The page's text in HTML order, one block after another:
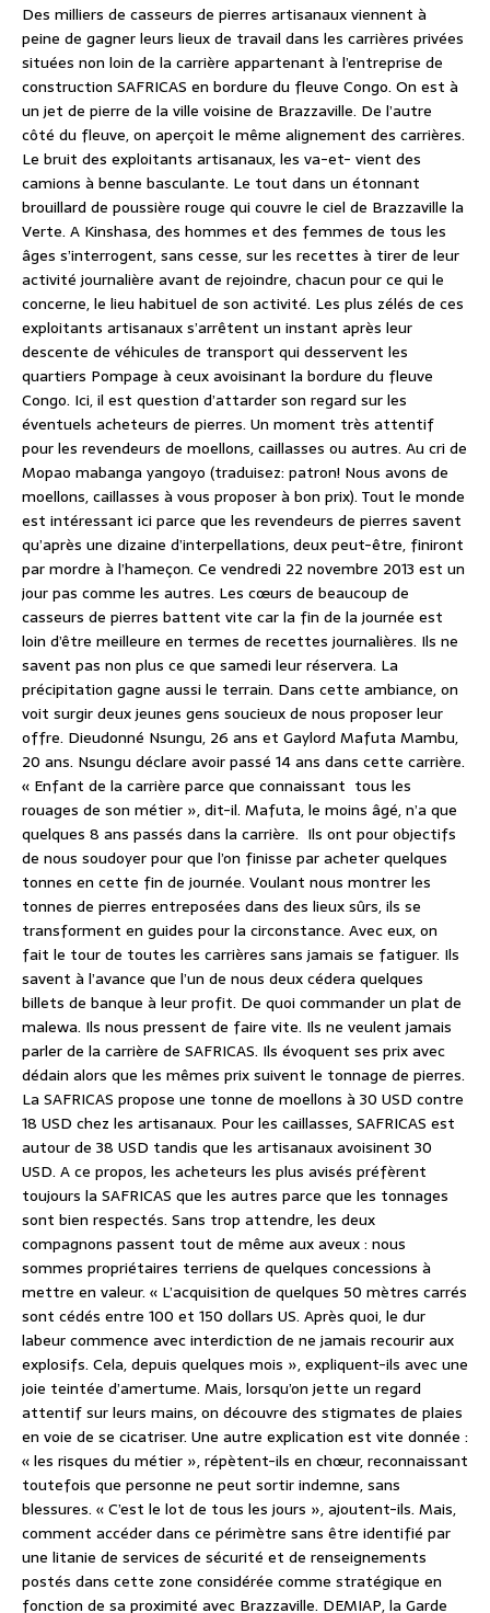
Des milliers de casseurs de pierres artisanaux viennent à
peine de gagner leurs lieux de travail dans les carrières privées
situées non loin de la carrière appartenant à l’entreprise de
construction SAFRICAS en bordure du fleuve Congo. On est à
un jet de pierre de la ville voisine de Brazzaville. De l’autre
côté du fleuve, on aperçoit le même alignement des carrières.
Le bruit des exploitants artisanaux, les va-et- vient des
camions à benne basculante. Le tout dans un étonnant
brouillard de poussière rouge qui couvre le ciel de Brazzaville la
Verte. A Kinshasa, des hommes et des femmes de tous les
âges s’interrogent, sans cesse, sur les recettes à tirer de leur
activité journalière avant de rejoindre, chacun pour ce qui le
concerne, le lieu habituel de son activité. Les plus zélés de ces
exploitants artisanaux s’arrêtent un instant après leur
descente de véhicules de transport qui desservent les
quartiers Pompage à ceux avoisinant la bordure du fleuve
Congo. Ici, il est question d’attarder son regard sur les
éventuels acheteurs de pierres. Un moment très attentif
pour les revendeurs de moellons, caillasses ou autres. Au cri de
Mopao mabanga yangoyo (traduisez: patron! Nous avons de
moellons, caillasses à vous proposer à bon prix). Tout le monde
est intéressant ici parce que les revendeurs de pierres savent
qu’après une dizaine d’interpellations, deux peut-être, finiront
par mordre à l’hameçon. Ce vendredi 22 novembre 2013 est un
jour pas comme les autres. Les cœurs de beaucoup de
casseurs de pierres battent vite car la fin de la journée est
loin d’être meilleure en termes de recettes journalières. Ils ne
savent pas non plus ce que samedi leur réservera. La
précipitation gagne aussi le terrain. Dans cette ambiance, on
voit surgir deux jeunes gens soucieux de nous proposer leur
offre. Dieudonné Nsungu, 26 ans et Gaylord Mafuta Mambu,
20 ans. Nsungu déclare avoir passé 14 ans dans cette carrière.
« Enfant de la carrière parce que connaissant tous les
rouages de son métier », dit-il. Mafuta, le moins âgé, n’a que
quelques 8 ans passés dans la carrière. Ils ont pour objectifs
de nous soudoyer pour que l’on finisse par acheter quelques
tonnes en cette fin de journée. Voulant nous montrer les
tonnes de pierres entreposées dans des lieux sûrs, ils se
transforment en guides pour la circonstance. Avec eux, on
fait le tour de toutes les carrières sans jamais se fatiguer. Ils
savent à l’avance que l’un de nous deux cédera quelques
billets de banque à leur profit. De quoi commander un plat de
malewa. Ils nous pressent de faire vite. Ils ne veulent jamais
parler de la carrière de SAFRICAS. Ils évoquent ses prix avec
dédain alors que les mêmes prix suivent le tonnage de pierres.
La SAFRICAS propose une tonne de moellons à 30 USD contre
18 USD chez les artisanaux. Pour les caillasses, SAFRICAS est
autour de 38 USD tandis que les artisanaux avoisinent 30
USD. A ce propos, les acheteurs les plus avisés préfèrent
toujours la SAFRICAS que les autres parce que les tonnages
sont bien respectés. Sans trop attendre, les deux
compagnons passent tout de même aux aveux : nous
sommes propriétaires terriens de quelques concessions à
mettre en valeur. « L’acquisition de quelques 50 mètres carrés
sont cédés entre 100 et 150 dollars US. Après quoi, le dur
labeur commence avec interdiction de ne jamais recourir aux
explosifs. Cela, depuis quelques mois », expliquent-ils avec une
joie teintée d’amertume. Mais, lorsqu’on jette un regard
attentif sur leurs mains, on découvre des stigmates de plaies
en voie de se cicatriser. Une autre explication est vite donnée :
« les risques du métier », répètent-ils en chœur, reconnaissant
toutefois que personne ne peut sortir indemne, sans
blessures. « C’est le lot de tous les jours », ajoutent-ils. Mais,
comment accéder dans ce périmètre sans être identifié par
une litanie de services de sécurité et de renseignements
postés dans cette zone considérée comme stratégique en
fonction de sa proximité avec Brazzaville. DEMIAP, la Garde